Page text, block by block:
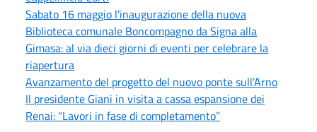
Sabato 16 maggio l’inaugurazione della nuova
Biblioteca comunale Boncompagno da Signa alla
Gimasa: al via dieci giorni di eventi per celebrare la
riapertura
Avanzamento del progetto del nuovo ponte sull’Arno
Il presidente Giani in visita a cassa espansione dei
Renai: “Lavori in fase di completamento”